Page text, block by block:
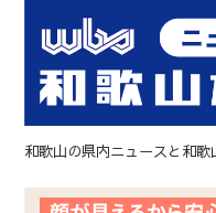
和歌山の県内ニュースと和歌